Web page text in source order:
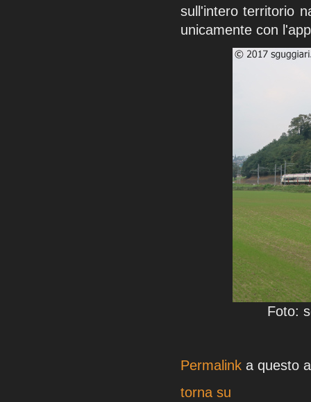
sull'intero territorio
unicamente con
Foto:
Permalink a questo
torna su